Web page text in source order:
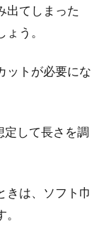
出てしまった
う。
ットが必要にな
定して長さを調
きは、ソフト巾